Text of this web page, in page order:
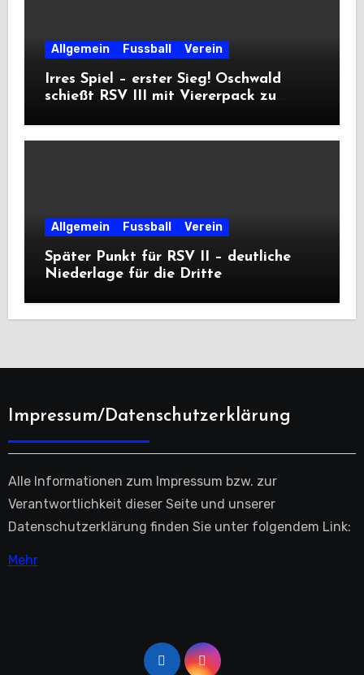
Allgemein Fussball Verein
Irres Spiel – erster Sieg! Oschwald
schießt RSV III mit Viererpack zu
Allgemein Fussball Verein
Später Punkt für RSV II – deutliche
Niederlage für die Dritte
Impressum/Datenschutzerklärung
Alle Informationen zum Impressum bzw. zur
Verantwortlichkeit dieser Seite und unserer
Datenschutzerklärung finden Sie unter folgendem Link:
Mehr